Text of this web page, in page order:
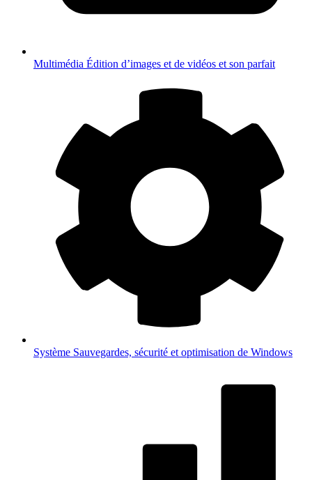
Multimédia Édition d’images et de vidéos et son parfait
Système Sauvegardes, sécurité et optimisation de Windows